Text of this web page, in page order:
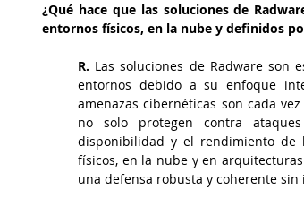
¿Qué hace que las soluciones de
entornos físicos, en la nube y definidos
R. Las soluciones de Radware son
entornos debido a su enfoque
amenazas cibernéticas son cada
no solo protegen contra
disponibilidad y el rendimiento de
físicos, en la nube y en
una defensa robusta y coherente